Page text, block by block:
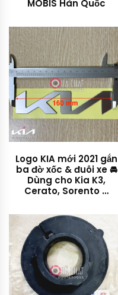
MOBIS Hàn Quốc
Logo KIA mới 2021 gắn
ba đờ xốc & đuôi xe 🚘
Dùng cho Kia K3,
Cerato, Sorento …